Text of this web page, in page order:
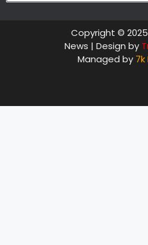
Copyright ©
News | Design by
Managed by